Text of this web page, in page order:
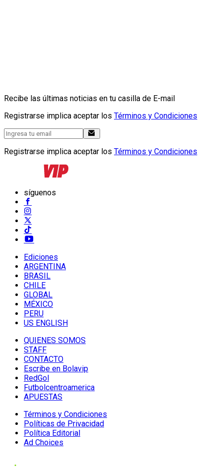
Recibe las últimas noticias en tu casilla de E-mail
Registrarse implica aceptar los Términos y Condiciones
Registrarse implica aceptar los Términos y Condiciones
síguenos
Ediciones
ARGENTINA
BRASIL
CHILE
GLOBAL
MÉXICO
PERU
US ENGLISH
QUIENES SOMOS
STAFF
CONTACTO
Escribe en Bolavip
RedGol
Futbolcentroamerica
APUESTAS
Términos y Condiciones
Políticas de Privacidad
Política Editorial
Ad Choices